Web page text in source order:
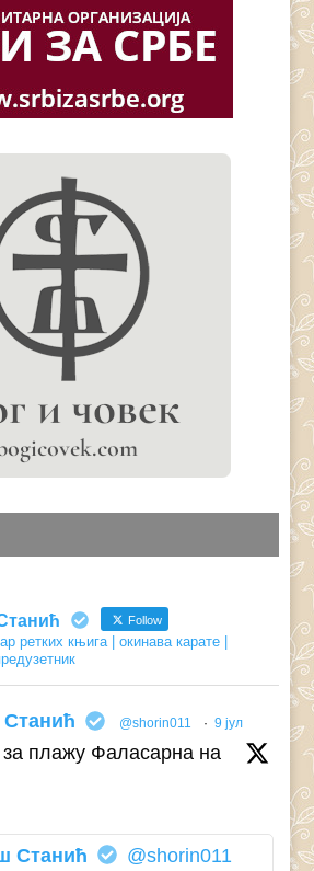
Follow
ретких књига | окинава карате |
@shorin011 · 9 јул
за плажу Фаласарна на
Станић
@shorin011